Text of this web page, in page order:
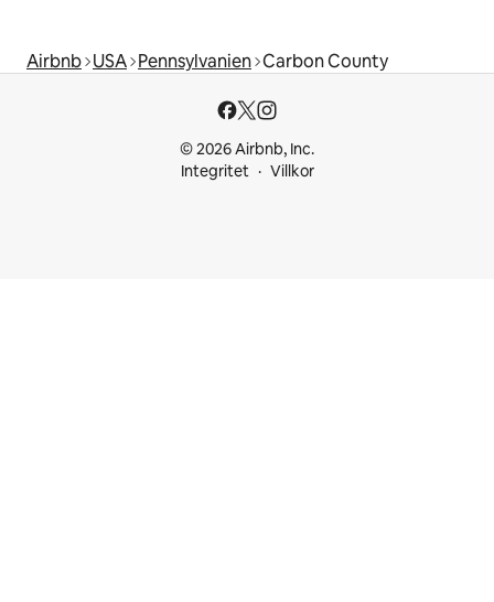
Airbnb USA Pennsylvanien Carbon County
© 2026 Airbnb, Inc.
Integritet
Villkor